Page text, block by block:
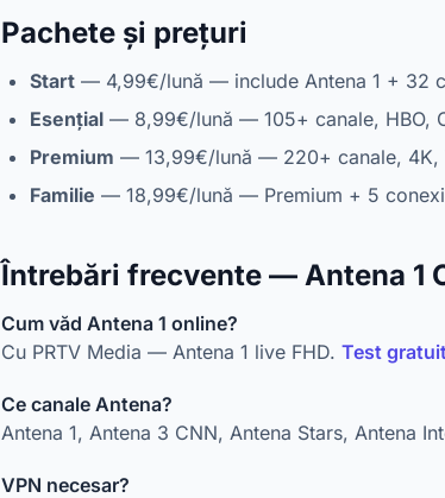
Pachete și prețuri
Start — 4,99€/lună — include Antena 1 + 32
Esențial — 8,99€/lună — 105+ canale, HBO,
Premium — 13,99€/lună — 220+ canale, 4K,
Familie — 18,99€/lună — Premium + 5
Întrebări frecvente — Antena 1
Cum văd Antena 1 online?
Cu PRTV Media — Antena 1 live FHD. Test
Ce canale Antena?
Antena 1, Antena 3 CNN, Antena Stars, Antena
VPN necesar?